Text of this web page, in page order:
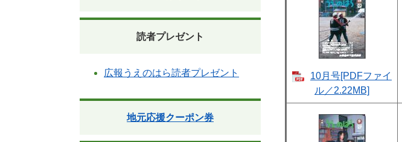
10月号[PDFファイ
ル／2.22MB]
読者プレゼント
広報うえのはら読者プレゼント
地元応援クーポン券